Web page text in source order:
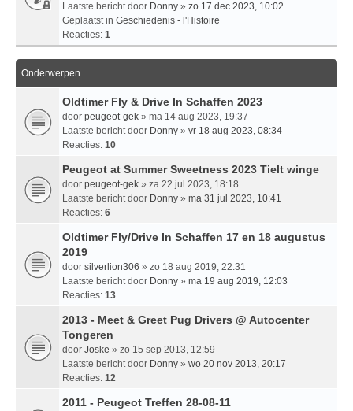
Laatste bericht door Donny » zo 17 dec 2023, 10:02
Geplaatst in Geschiedenis - l'Histoire
Reacties: 1
Onderwerpen
Oldtimer Fly & Drive In Schaffen 2023
door peugeot-gek » ma 14 aug 2023, 19:37
Laatste bericht door Donny » vr 18 aug 2023, 08:34
Reacties: 10
Peugeot at Summer Sweetness 2023 Tielt winge
door peugeot-gek » za 22 jul 2023, 18:18
Laatste bericht door Donny » ma 31 jul 2023, 10:41
Reacties: 6
Oldtimer Fly/Drive In Schaffen 17 en 18 augustus
2019
door silverlion306 » zo 18 aug 2019, 22:31
Laatste bericht door Donny » ma 19 aug 2019, 12:03
Reacties: 13
2013 - Meet & Greet Pug Drivers @ Autocenter
Tongeren
door Joske » zo 15 sep 2013, 12:59
Laatste bericht door Donny » wo 20 nov 2013, 20:17
Reacties: 12
2011 - Peugeot Treffen 28-08-11